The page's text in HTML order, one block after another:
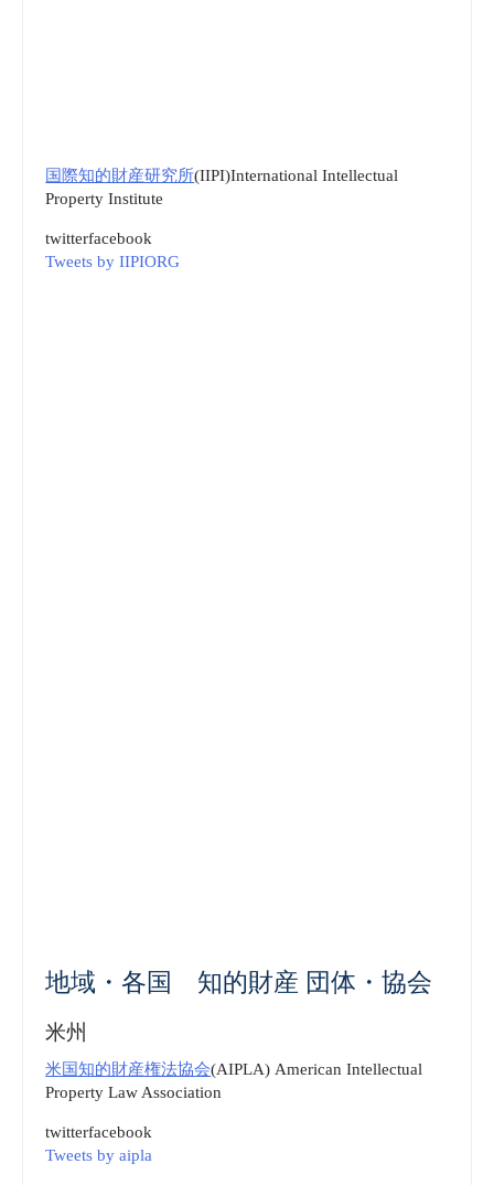
国際知的財産研究所(IIPI)International Intellectual
Property Institute
twitterfacebook
Tweets by IIPIORG
地域・各国 知的財産 団体・協会
米州
米国知的財産権法協会(AIPLA) American Intellectual
Property Law Association
twitterfacebook
Tweets by aipla